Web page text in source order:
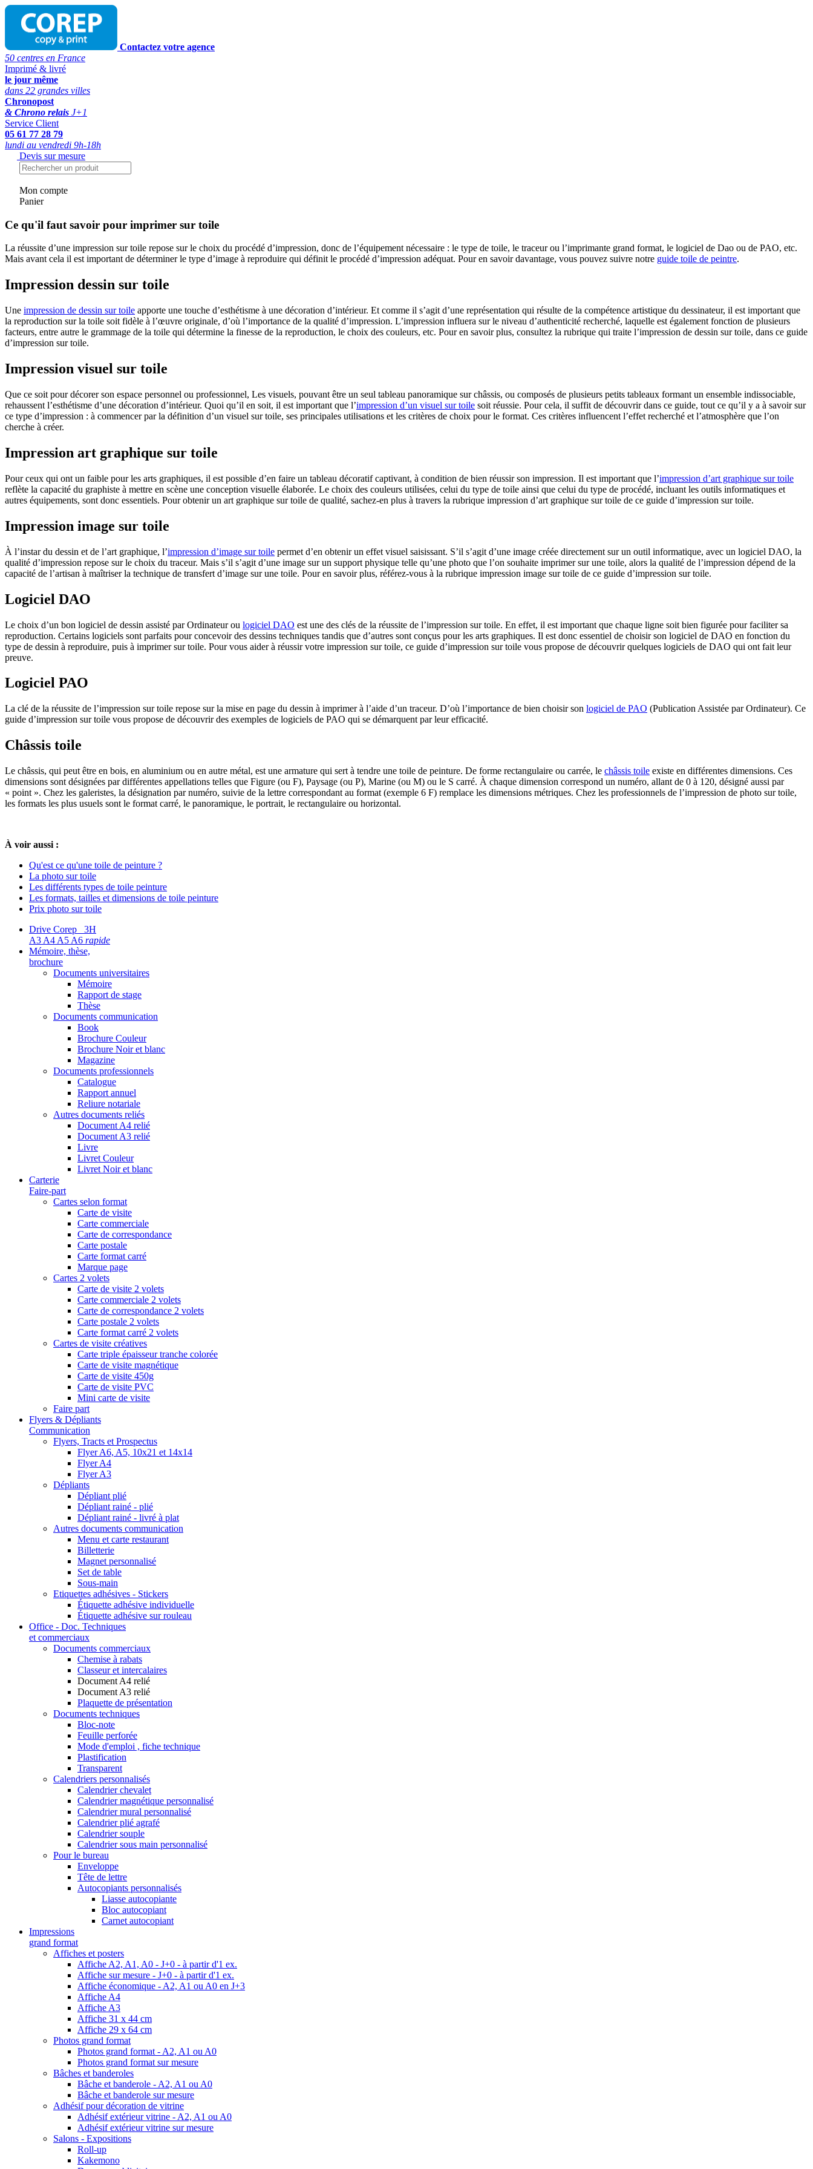
Contactez votre agence
50 centres en France
Imprimé & livré
le jour même
dans 22 grandes villes
Chronopost
& Chrono relais J+1
Service Client
05 61 77 28 79
lundi au vendredi 9h-18h
Devis sur mesure
Mon compte
Panier
Ce qu'il faut savoir pour imprimer sur toile
La réussite d’une impression sur toile repose sur le choix du procédé d’impression, donc de l’équipement nécessaire : le type de toile, le traceur ou l’imprimante grand format, le logiciel de Dao ou de PAO, etc.
Mais avant cela il est important de déterminer le type d’image à reproduire qui définit le procédé d’impression adéquat. Pour en savoir davantage, vous pouvez suivre notre guide toile de peintre.
Impression dessin sur toile
Une impression de dessin sur toile apporte une touche d’esthétisme à une décoration d’intérieur. Et comme il s’agit d’une représentation qui résulte de la compétence artistique du dessinateur, il est important que
la reproduction sur la toile soit fidèle à l’œuvre originale, d’où l’importance de la qualité d’impression. L’impression influera sur le niveau d’authenticité recherché, laquelle est également fonction de plusieurs
facteurs, entre autre le grammage de la toile qui détermine la finesse de la reproduction, le choix des couleurs, etc. Pour en savoir plus, consultez la rubrique qui traite l’impression de dessin sur toile, dans ce guide
d’impression sur toile.
Impression visuel sur toile
Que ce soit pour décorer son espace personnel ou professionnel, Les visuels, pouvant être un seul tableau panoramique sur châssis, ou composés de plusieurs petits tableaux formant un ensemble indissociable,
rehaussent l’esthétisme d’une décoration d’intérieur. Quoi qu’il en soit, il est important que l’impression d’un visuel sur toile soit réussie. Pour cela, il suffit de découvrir dans ce guide, tout ce qu’il y a à savoir sur
ce type d’impression : à commencer par la définition d’un visuel sur toile, ses principales utilisations et les critères de choix pour le format. Ces critères influencent l’effet recherché et l’atmosphère que l’on
cherche à créer.
Impression art graphique sur toile
Pour ceux qui ont un faible pour les arts graphiques, il est possible d’en faire un tableau décoratif captivant, à condition de bien réussir son impression. Il est important que l’impression d’art graphique sur toile
reflète la capacité du graphiste à mettre en scène une conception visuelle élaborée. Le choix des couleurs utilisées, celui du type de toile ainsi que celui du type de procédé, incluant les outils informatiques et
autres équipements, sont donc essentiels. Pour obtenir un art graphique sur toile de qualité, sachez-en plus à travers la rubrique impression d’art graphique sur toile de ce guide d’impression sur toile.
Impression image sur toile
À l’instar du dessin et de l’art graphique, l’impression d’image sur toile permet d’en obtenir un effet visuel saisissant. S’il s’agit d’une image créée directement sur un outil informatique, avec un logiciel DAO, la
qualité d’impression repose sur le choix du traceur. Mais s’il s’agit d’une image sur un support physique telle qu’une photo que l’on souhaite imprimer sur une toile, alors la qualité de l’impression dépend de la
capacité de l’artisan à maîtriser la technique de transfert d’image sur une toile. Pour en savoir plus, référez-vous à la rubrique impression image sur toile de ce guide d’impression sur toile.
Logiciel DAO
Le choix d’un bon logiciel de dessin assisté par Ordinateur ou logiciel DAO est une des clés de la réussite de l’impression sur toile. En effet, il est important que chaque ligne soit bien figurée pour faciliter sa
reproduction. Certains logiciels sont parfaits pour concevoir des dessins techniques tandis que d’autres sont conçus pour les arts graphiques. Il est donc essentiel de choisir son logiciel de DAO en fonction du
type de dessin à reproduire, puis à imprimer sur toile. Pour vous aider à réussir votre impression sur toile, ce guide d’impression sur toile vous propose de découvrir quelques logiciels de DAO qui ont fait leur
preuve.
Logiciel PAO
La clé de la réussite de l’impression sur toile repose sur la mise en page du dessin à imprimer à l’aide d’un traceur. D’où l’importance de bien choisir son logiciel de PAO (Publication Assistée par Ordinateur). Ce
guide d’impression sur toile vous propose de découvrir des exemples de logiciels de PAO qui se démarquent par leur efficacité.
Châssis toile
Le châssis, qui peut être en bois, en aluminium ou en autre métal, est une armature qui sert à tendre une toile de peinture. De forme rectangulaire ou carrée, le châssis toile existe en différentes dimensions. Ces
dimensions sont désignées par différentes appellations telles que Figure (ou F), Paysage (ou P), Marine (ou M) ou le S carré. À chaque dimension correspond un numéro, allant de 0 à 120, désigné aussi par
« point ». Chez les galeristes, la désignation par numéro, suivie de la lettre correspondant au format (exemple 6 F) remplace les dimensions métriques. Chez les professionnels de l’impression de photo sur toile,
les formats les plus usuels sont le format carré, le panoramique, le portrait, le rectangulaire ou horizontal.
À voir aussi :
Qu'est ce qu'une toile de peinture ?
La photo sur toile
Les différents types de toile peinture
Les formats, tailles et dimensions de toile peinture
Prix photo sur toile
Drive Corep 3H
A3 A4 A5 A6 rapide
Mémoire, thèse,
brochure
Documents universitaires
Mémoire
Rapport de stage
Thèse
Documents communication
Book
Brochure Couleur
Brochure Noir et blanc
Magazine
Documents professionnels
Catalogue
Rapport annuel
Reliure notariale
Autres documents reliés
Document A4 relié
Document A3 relié
Livre
Livret Couleur
Livret Noir et blanc
Carterie
Faire-part
Cartes selon format
Carte de visite
Carte commerciale
Carte de correspondance
Carte postale
Carte format carré
Marque page
Cartes 2 volets
Carte de visite 2 volets
Carte commerciale 2 volets
Carte de correspondance 2 volets
Carte postale 2 volets
Carte format carré 2 volets
Cartes de visite créatives
Carte triple épaisseur tranche colorée
Carte de visite magnétique
Carte de visite 450g
Carte de visite PVC
Mini carte de visite
Faire part
Flyers & Dépliants
Communication
Flyers, Tracts et Prospectus
Flyer A6, A5, 10x21 et 14x14
Flyer A4
Flyer A3
Dépliants
Dépliant plié
Dépliant rainé - plié
Dépliant rainé - livré à plat
Autres documents communication
Menu et carte restaurant
Billetterie
Magnet personnalisé
Set de table
Sous-main
Etiquettes adhésives - Stickers
Étiquette adhésive individuelle
Étiquette adhésive sur rouleau
Office - Doc. Techniques
et commerciaux
Documents commerciaux
Chemise à rabats
Classeur et intercalaires
Document A4 relié
Document A3 relié
Plaquette de présentation
Documents techniques
Bloc-note
Feuille perforée
Mode d'emploi , fiche technique
Plastification
Transparent
Calendriers personnalisés
Calendrier chevalet
Calendrier magnétique personnalisé
Calendrier mural personnalisé
Calendrier plié agrafé
Calendrier souple
Calendrier sous main personnalisé
Pour le bureau
Enveloppe
Tête de lettre
Autocopiants personnalisés
Liasse autocopiante
Bloc autocopiant
Carnet autocopiant
Impressions
grand format
Affiches et posters
Affiche A2, A1, A0 - J+0 - à partir d'1 ex.
Affiche sur mesure - J+0 - à partir d'1 ex.
Affiche économique - A2, A1 ou A0 en J+3
Affiche A4
Affiche A3
Affiche 31 x 44 cm
Affiche 29 x 64 cm
Photos grand format
Photos grand format - A2, A1 ou A0
Photos grand format sur mesure
Bâches et banderoles
Bâche et banderole - A2, A1 ou A0
Bâche et banderole sur mesure
Adhésif pour décoration de vitrine
Adhésif extérieur vitrine - A2, A1 ou A0
Adhésif extérieur vitrine sur mesure
Salons - Expositions
Roll-up
Kakemono